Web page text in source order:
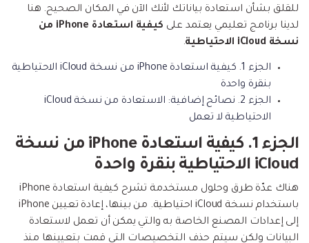
PhotoExplore
استعادة الصور
إصلاح الفيديو
نقل WhatsApp
تحديث iOS
تعقب الموقع
تطبيقات الهاتف
Mutsapper(سابق Wutsapper)
MobileTrans App
نقل بيانات الهاتف وبيانات WhatsApp والملفات بين
الأجهزة.
للقلق بشأن استعادة بياناتك لأنك الآن في المكان الصحيح. هنا
لدينا برنامج تعليمي يعتمد على
كيفية استعادة iPhone من
نسخة iCloud الاحتياطية
.
الجزء 1. كيفية استعادة iPhone من نسخة iCloud الاحتياطية
بنقرة واحدة
الجزء 2. نصائح إضافية: الاستعادة من نسخة iCloud
الاحتياطية لا تعمل
الجزء 1. كيفية استعادة iPhone من نسخة
iCloud الاحتياطية بنقرة واحدة
هناك عدّة طرق وحلول مستخدمة تشرح كيفية استعادة iPhone
باستخدام نسخة iCloud احتياطية. من بينها، إعادة تعيين iPhone
إلى إعدادات المصنع الخاصة به والتي يمكن أن تعمل لاستعادة
البيانات ولكن سيتم حذف التخصيصات التي قمت بتعيينها منذ